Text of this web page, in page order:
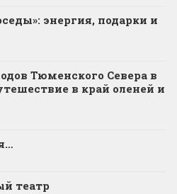
энергия, подарки и
Тюменского Севера в
в край оленей и
театр